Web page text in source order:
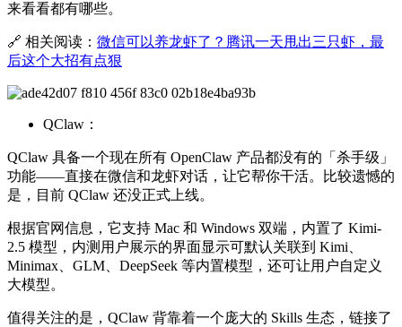
来看看都有哪些。
🔗 相关阅读： 微信可以养龙虾了？腾讯一天甩出三只虾，最
后这个大招有点狠
QClaw：
QClaw 具备一个现在所有 OpenClaw 产品都没有的「杀手级」
功能——直接在微信和龙虾对话，让它帮你干活。比较遗憾的
是，目前 QClaw 还没正式上线。
根据官网信息，它支持 Mac 和 Windows 双端，内置了 Kimi-
2.5 模型，内测用户展示的界面显示可默认关联到 Kimi、
Minimax、GLM、DeepSeek 等内置模型，还可让用户自定义
大模型。
值得关注的是，QClaw 背靠着一个庞大的 Skills 生态，链接了